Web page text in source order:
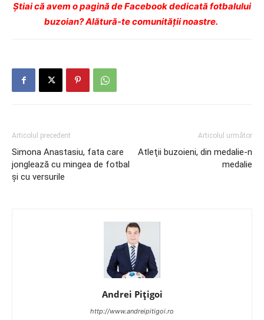
Ştiai că avem o pagină de Facebook dedicată fotbalului
buzoian? Alătură-te comunității noastre.
Articolul precedent
Simona Anastasiu, fata care
jonglează cu mingea de fotbal
şi cu versurile
Articolul următor
Atleţii buzoieni, din medalie-n
medalie
Andrei Pițigoi
http://www.andreipitigoi.ro